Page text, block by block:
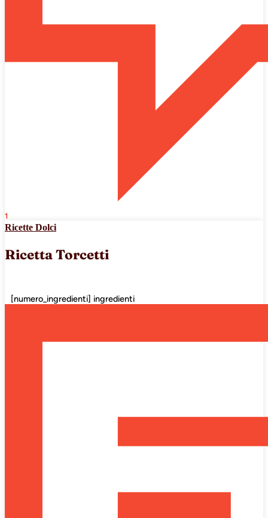
1
Ricette Dolci
Ricetta Torcetti
[numero_ingredienti] ingredienti